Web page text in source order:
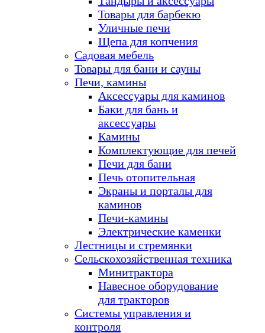
Товары для барбекю
Уличные печи
Щепа для копчения
Садовая мебель
Товары для бани и сауны
Печи, камины
Аксессуары для каминов
Баки для бань и
аксессуары
Камины
Комплектующие для печей
Печи для бани
Печь отопительная
Экраны и порталы для
каминов
Печи-камины
Электрические каменки
Лестницы и стремянки
Сельскохозяйственная техника
Минитрактора
Навесное оборудование
для тракторов
Системы управления и
контроля